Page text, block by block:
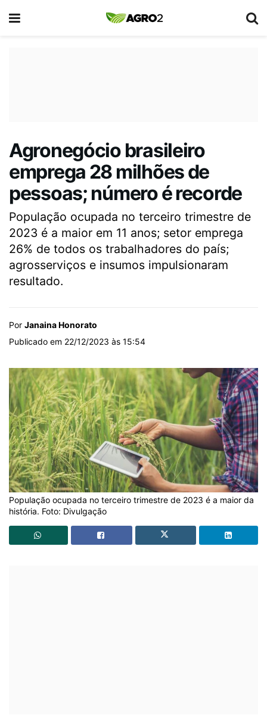
Agronegócio brasileiro
emprega 28 milhões de
pessoas; número é recorde
População ocupada no terceiro trimestre de
2023 é a maior em 11 anos; setor emprega
26% de todos os trabalhadores do país;
agrosserviços e insumos impulsionaram
resultado.
Por Janaina Honorato
Publicado em 22/12/2023 às 15:54
População ocupada no terceiro trimestre de 2023 é a maior da
história. Foto: Divulgação